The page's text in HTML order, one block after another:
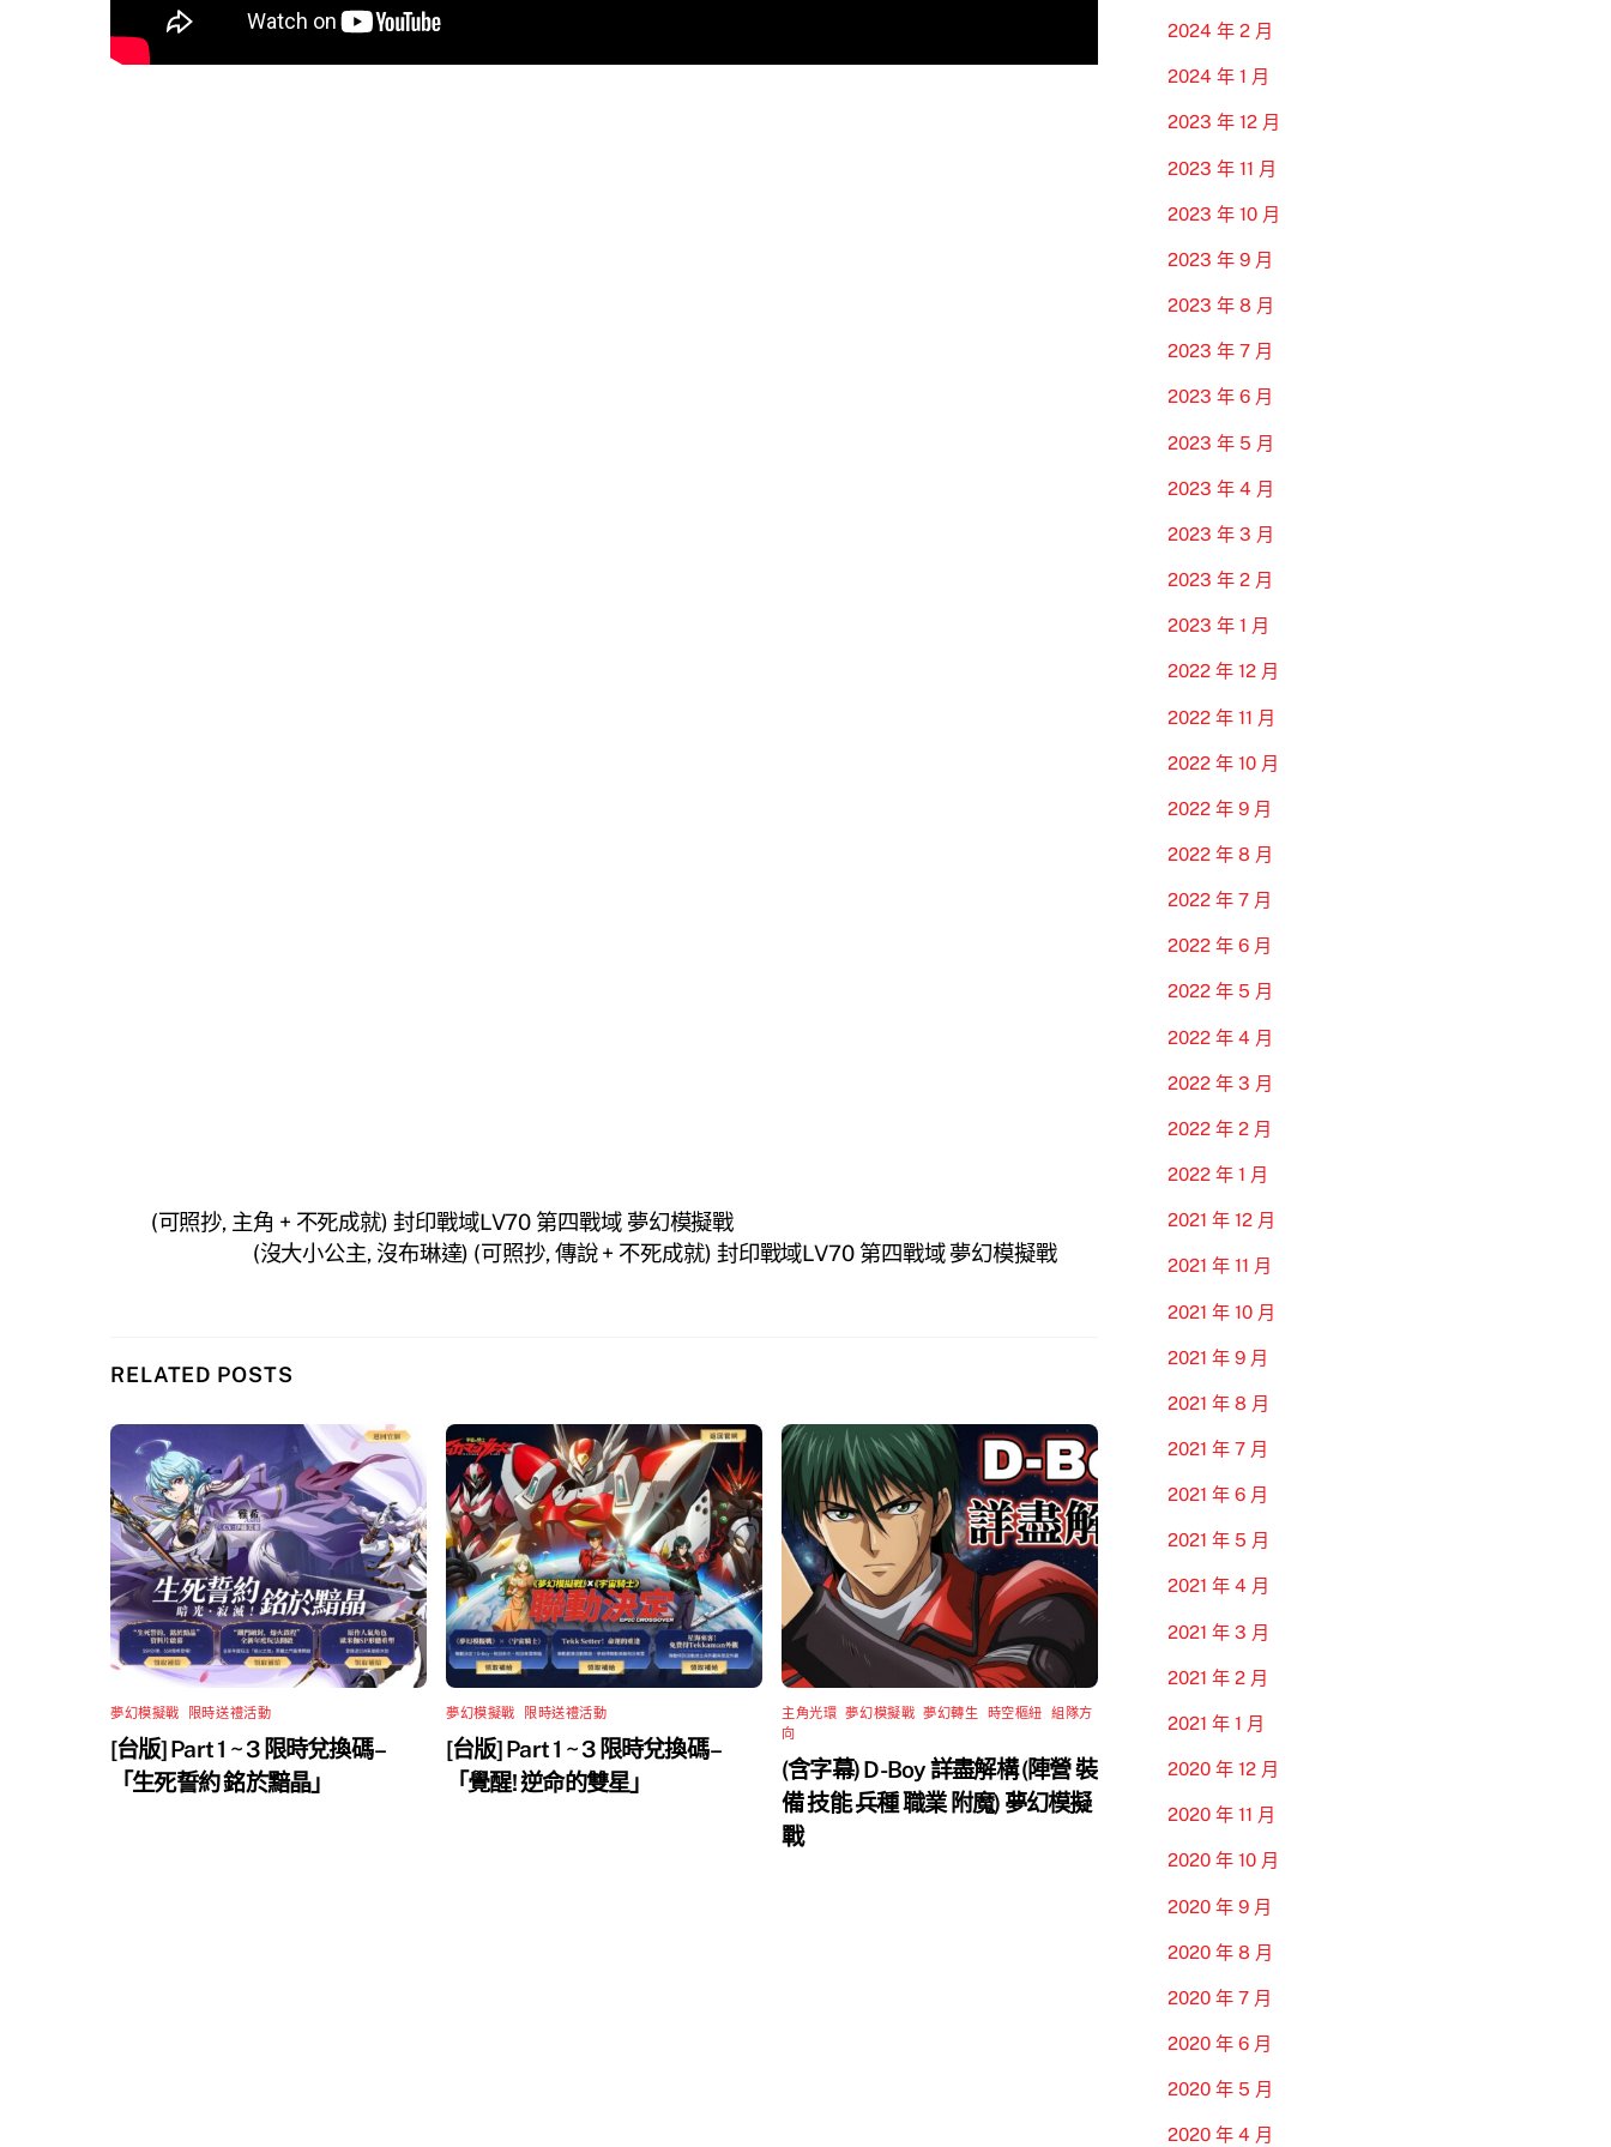
(可照抄, 主角 + 不死成就) 封印戰域LV70 第四戰域 夢幻模擬戰
(沒大小公主, 沒布琳達) (可照抄, 傳說 + 不死成就) 封印戰域LV70 第四戰域 夢幻模擬戰
RELATED POSTS
夢幻模擬戰 限時送禮活動
[台版] Part 1 ~ 3 限時兌換碼 –
「生死誓約 銘於黯晶」
夢幻模擬戰 限時送禮活動
[台版] Part 1 ~ 3 限時兌換碼 –
「覺醒! 逆命的雙星」
主角光環 ,夢幻模擬戰 ,夢幻轉生 時空樞紐 ,組隊方
向
(含字幕) D-Boy 詳盡解構 (陣營 裝
備 技能 兵種 職業 附魔) 夢幻模擬
戰
2024 年 2 月
2024 年 1 月
2023 年 12 月
2023 年 11 月
2023 年 10 月
2023 年 9 月
2023 年 8 月
2023 年 7 月
2023 年 6 月
2023 年 5 月
2023 年 4 月
2023 年 3 月
2023 年 2 月
2023 年 1 月
2022 年 12 月
2022 年 11 月
2022 年 10 月
2022 年 9 月
2022 年 8 月
2022 年 7 月
2022 年 6 月
2022 年 5 月
2022 年 4 月
2022 年 3 月
2022 年 2 月
2022 年 1 月
2021 年 12 月
2021 年 11 月
2021 年 10 月
2021 年 9 月
2021 年 8 月
2021 年 7 月
2021 年 6 月
2021 年 5 月
2021 年 4 月
2021 年 3 月
2021 年 2 月
2021 年 1 月
2020 年 12 月
2020 年 11 月
2020 年 10 月
2020 年 9 月
2020 年 8 月
2020 年 7 月
2020 年 6 月
2020 年 5 月
2020 年 4 月